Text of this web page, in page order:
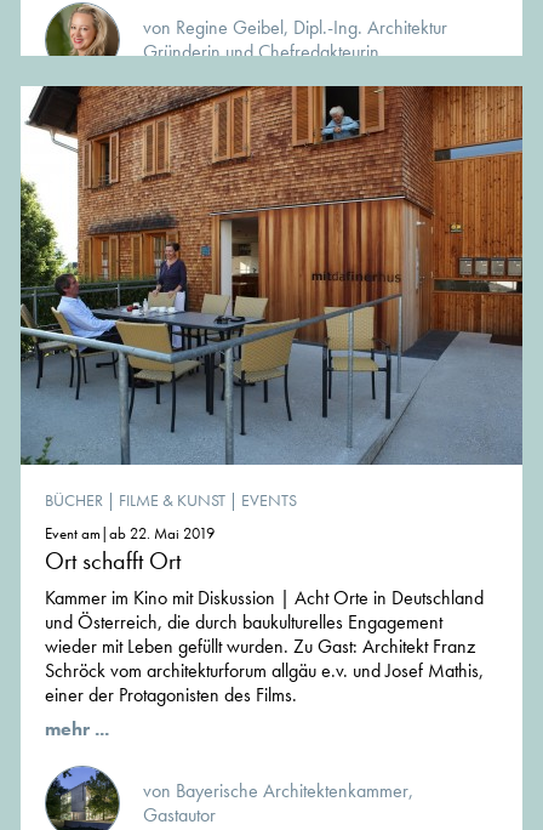
von Regine Geibel, Dipl.-Ing. Architektur
Gründerin und Chefredakteurin
BÜCHER | FILME & KUNST | EVENTS
Event am|ab 22. Mai 2019
Ort schafft Ort
Kammer im Kino mit Diskussion | Acht Orte in Deutschland
und Österreich, die durch baukulturelles Engagement
wieder mit Leben gefüllt wurden. Zu Gast: Architekt Franz
Schröck vom architekturforum allgäu e.v. und Josef Mathis,
einer der Protagonisten des Films.
mehr ...
von Bayerische Architektenkammer,
Gastautor